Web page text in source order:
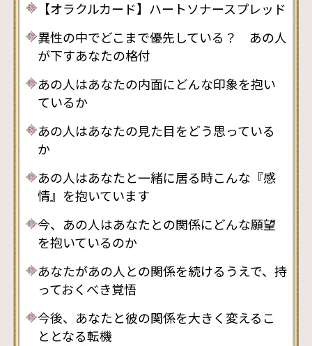
【オラクルカード】ハートソナースプレッド
異性の中でどこまで優先している？ あの人
が下すあなたの格付
あの人はあなたの内面にどんな印象を抱い
ているか
あの人はあなたの見た目をどう思っている
か
あの人はあなたと一緒に居る時こんな『感
情』を抱いています
今、あの人はあなたとの関係にどんな願望
を抱いているのか
あなたがあの人との関係を続けるうえで、持
っておくべき覚悟
今後、あなたと彼の関係を大きく変えるこ
ととなる転機